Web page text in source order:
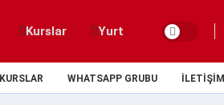
Kurslar Yurt
KURSLAR WHATSAPP GRUBU İLETIŞIM